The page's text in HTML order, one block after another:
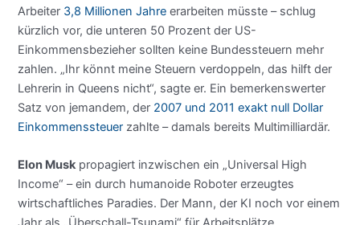
Arbeiter 3,8 Millionen Jahre erarbeiten müsste – schlug
kürzlich vor, die unteren 50 Prozent der US-
Einkommensbezieher sollten keine Bundessteuern mehr
zahlen. „Ihr könnt meine Steuern verdoppeln, das hilft der
Lehrerin in Queens nicht“, sagte er. Ein bemerkenswerter
Satz von jemandem, der 2007 und 2011 exakt null Dollar
Einkommenssteuer zahlte – damals bereits Multimilliardär.
Elon Musk propagiert inzwischen ein „Universal High
Income“ – ein durch humanoide Roboter erzeugtes
wirtschaftliches Paradies. Der Mann, der KI noch vor einem